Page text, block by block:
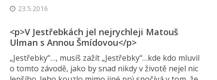
23.5.2016
<p>V Jestřebkách jel nejrychleji Matouš
Ulman s Annou Šmídovou</p>
„Jestřebky“…, musíš zažít „Jestřebky“…kde kdo mluvil
o tomto závodě, jako by snad nikdy v životě nejel nic